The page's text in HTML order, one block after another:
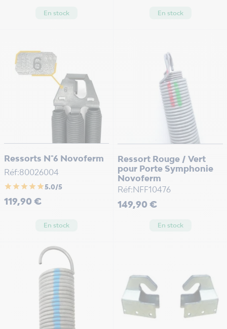
En stock En stock
Ressorts N°6 Novoferm
Réf:80026004
star star star star star5.0/5
Prix
119,90 €
En stock
Ressort Rouge / Vert
pour Porte Symphonie
Novoferm
Réf:NFF10476
Prix
149,90 €
En stock